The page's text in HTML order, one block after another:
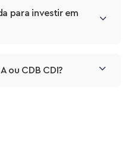
para investir em
ou CDB CDI?